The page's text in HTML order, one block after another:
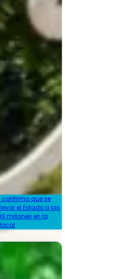
confirma que se
el Estado a las
millones en la